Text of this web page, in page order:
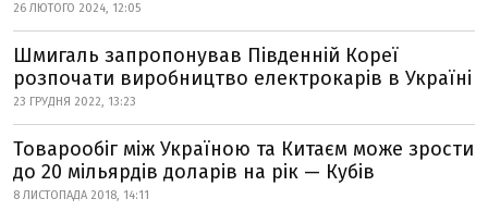
26 ЛЮТОГО 2024, 12:05
Шмигаль запропонував Південній Кореї
розпочати виробництво електрокарів в Україні
23 ГРУДНЯ 2022, 13:23
Товарообіг між Україною та Китаєм може зрости
до 20 мільярдів доларів на рік — Кубів
8 ЛИСТОПАДА 2018, 14:11